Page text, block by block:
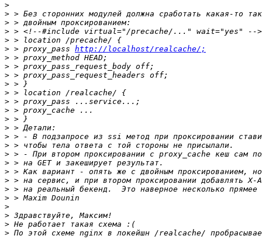
>
>
>
>
>
> > proxy_pass http://localhost/realcache/;
>
>
>
>
>
>
>
>
>
>
>
>
>
>
>
>
>
>
>
>
>